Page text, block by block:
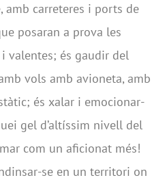
amb carreteres i ports de
posaran a prova les
valentes; és gaudir del
vols amb avioneta, amb
és xalar i emocionar-
gel d’altíssim nivell del
com un aficionat més!
se en un territori on